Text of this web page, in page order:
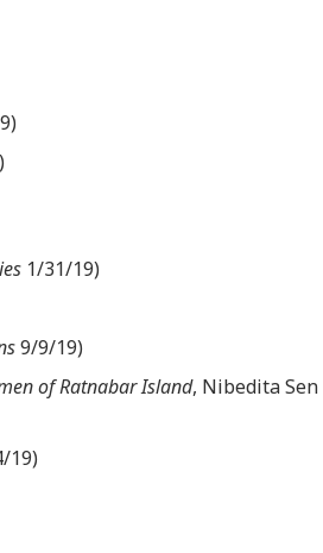
1/31/19)
9/9/19)
of Ratnabar Island, Nibedita Sen
19)